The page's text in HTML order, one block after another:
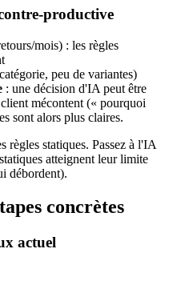
productive
mois) : les règles
peu de variantes)
: une décision d'IA peut être
mécontent (« pourquoi
sont alors plus claires.
règles statiques. Passez à l'IA
atteignent leur limite
débordent).
concrètes
actuel